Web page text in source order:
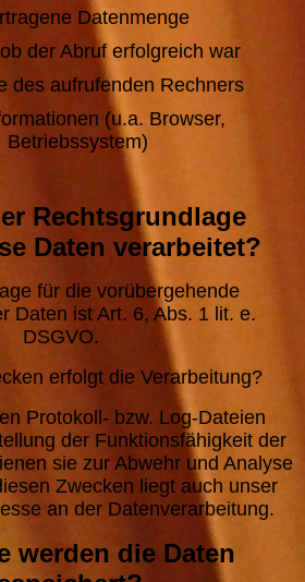
Datenmenge
der Abruf erfolgreich war
des aufrufenden Rechners
(u.a. Browser,
Betriebssystem)
Rechtsgrundlage
Daten verarbeitet?
für die vorübergehende
Daten ist Art. 6, Abs. 1 lit. e.
DSGVO.
erfolgt die Verarbeitung?
Protokoll- bzw. Log-Dateien
der Funktionsfähigkeit der
sie zur Abwehr und Analyse
Zwecken liegt auch unser
an der Datenverarbeitung.
werden die Daten